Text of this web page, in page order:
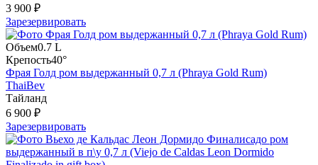
3 900 ₽
Зарезервировать
Объем0.7 L
Крепость40°
Фрая Голд ром выдержанный 0,7 л (Phraya Gold Rum)
ThaiBev
Тайланд
6 900 ₽
Зарезервировать